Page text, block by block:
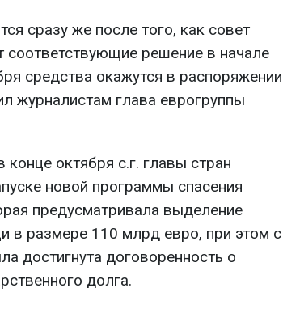
сразу же после того, как совет
решение в начале
средства окажутся в распоряжении
журналистам глава еврогруппы
октября с.г. главы стран
новой программы спасения
предусматривала выделение
в размере 110 млрд евро, при этом с
достигнута договоренность о
долга.